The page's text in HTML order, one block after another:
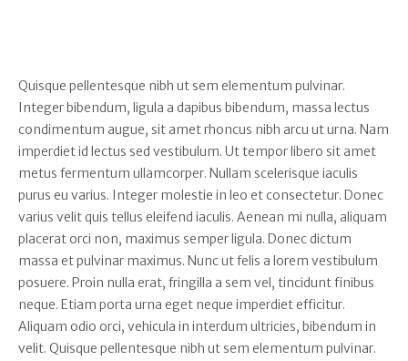
Quisque pellentesque nibh ut sem elementum pulvinar.
Integer bibendum, ligula a dapibus bibendum, massa lectus
condimentum augue, sit amet rhoncus nibh arcu ut urna. Nam
imperdiet id lectus sed vestibulum. Ut tempor libero sit amet
metus fermentum ullamcorper. Nullam scelerisque iaculis
purus eu varius. Integer molestie in leo et consectetur. Donec
varius velit quis tellus eleifend iaculis. Aenean mi nulla, aliquam
placerat orci non, maximus semper ligula. Donec dictum
massa et pulvinar maximus. Nunc ut felis a lorem vestibulum
posuere. Proin nulla erat, fringilla a sem vel, tincidunt finibus
neque. Etiam porta urna eget neque imperdiet efficitur.
Aliquam odio orci, vehicula in interdum ultricies, bibendum in
velit. Quisque pellentesque nibh ut sem elementum pulvinar.